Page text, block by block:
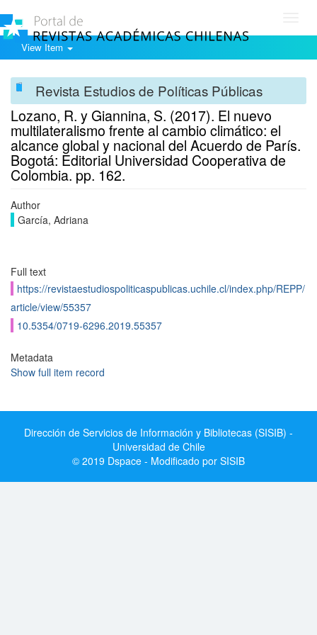
View Item
Revista Estudios de Políticas Públicas
Lozano, R. y Giannina, S. (2017). El nuevo
multilateralismo frente al cambio climático: el
alcance global y nacional del Acuerdo de París.
Bogotá: Editorial Universidad Cooperativa de
Colombia. pp. 162.
Author
García, Adriana
Full text
https://revistaestudiospoliticaspublicas.uchile.cl/index.php/REPP/
article/view/55357
10.5354/0719-6296.2019.55357
Metadata
Show full item record
Dirección de Servicios de Información y Bibliotecas (SISIB) -
Universidad de Chile
© 2019 Dspace - Modificado por SISIB